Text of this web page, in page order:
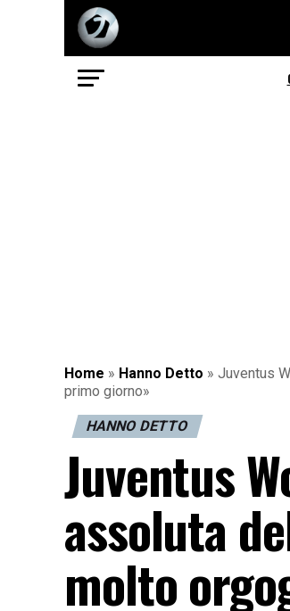
Home » Hanno Detto » Juventus
primo giorno»
HANNO DETTO
Juventus
assoluta
molto